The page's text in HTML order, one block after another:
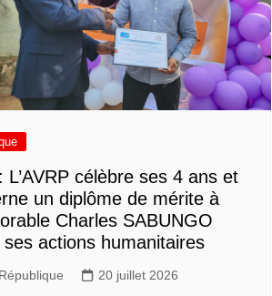
L’AVRP célèbre ses 4 ans et
un diplôme de mérite à
Charles SABUNGO
ses actions humanitaires
20 juillet 2026